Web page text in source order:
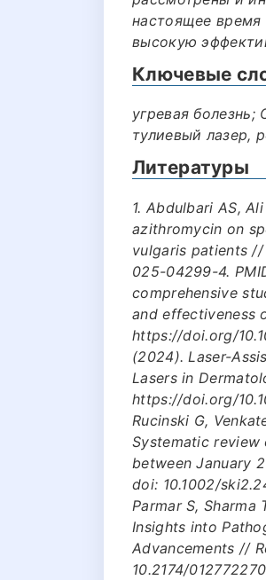
настоящее
высокую
Ключевые
угревая болезнь;
тулиевый лазер,
Литературы
1. Abdulbari AS,
azithromycin on
vulgaris patients //
025-04299-4.
comprehensive
and effectiveness
https://doi.org/
(2024). Laser-
Lasers in
https://doi.org/
Rucinski G,
Systematic
between January
doi: 10.1002/
Parmar S, Sharma
Insights into
Advancements //
10.2174/